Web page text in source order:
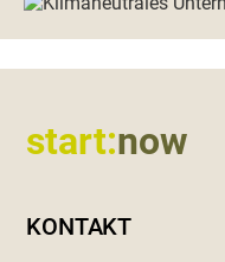
start:now
KONTAKT